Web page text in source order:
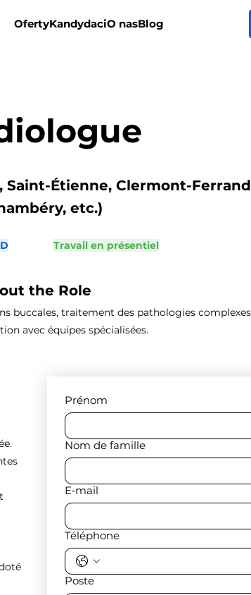
OfertyKandydaciO nasBlog
Étienne, Clermont-
etc.)
Travail en présentiel
the Role
buccales, traitement des pathologies
avec équipes spécialisées.
Prénom
Nom de famille
E‑mail
Téléphone
Poste